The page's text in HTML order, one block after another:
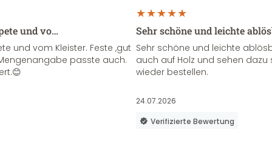
und vo…
und vom Kleister. Feste ,gut
passte auch.
Sehr schöne und leichte
Sehr schöne und leichte
auch auf Holz und sehen
wieder bestellen.
24.07.2026
Verifizierte Bewertung